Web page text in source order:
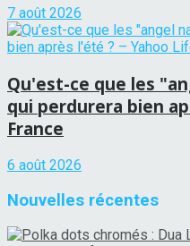
7 août 2026
Qu'est-ce que les
qui perdurera bien
France
6 août 2026
Nouvelles récentes